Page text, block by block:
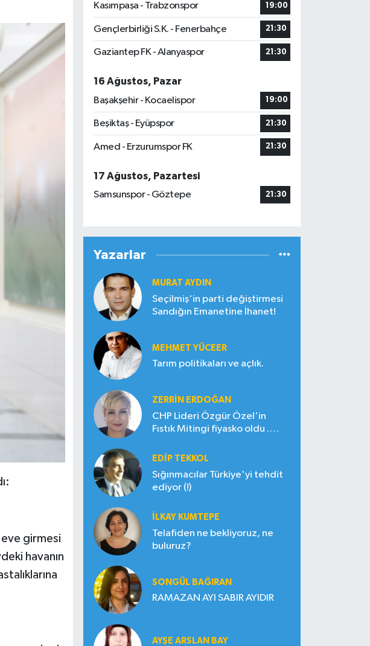
eve girmesi
havanın
Kasımpaşa - Trabzonspor 19:00
Gençlerbirliği S.K. - Fenerbahçe 21:30
Gaziantep FK - Alanyaspor 21:30
16 Ağustos, Pazar
Başakşehir - Kocaelispor
19:00
Beşiktaş - Eyüpspor 21:30
Amed - Erzurumspor FK 21:30
17 Ağustos, Pazartesi
Samsunspor - Göztepe
21:30
Yazarlar
MURAT AYDIN
Seçilmiş'in parti değiştirmesi
Sandığın Emanetine İhanet!
MEHMET YÜCEER
Tarım politikaları ve açlık.
ZERRIN ERDOĞAN
CHP Lideri Özgür Özel'in
Fıstık Mitingi fiyasko oldu .
EDIP TEKKOL
Sığınmacılar Türkiye'yi tehdit
ediyor (!)
İLKAY KUMTEPE
Telafiden ne bekliyoruz, ne
buluruz?
SONGÜL BAĞIRAN
RAMAZAN AYI SABIR AYIDIR
AYŞE ARSLAN BAY